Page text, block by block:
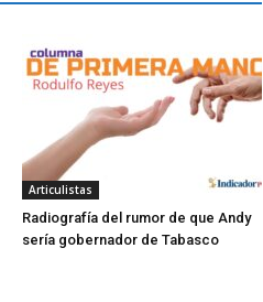
Articulistas
Radiografía del rumor de que Andy
sería gobernador de Tabasco